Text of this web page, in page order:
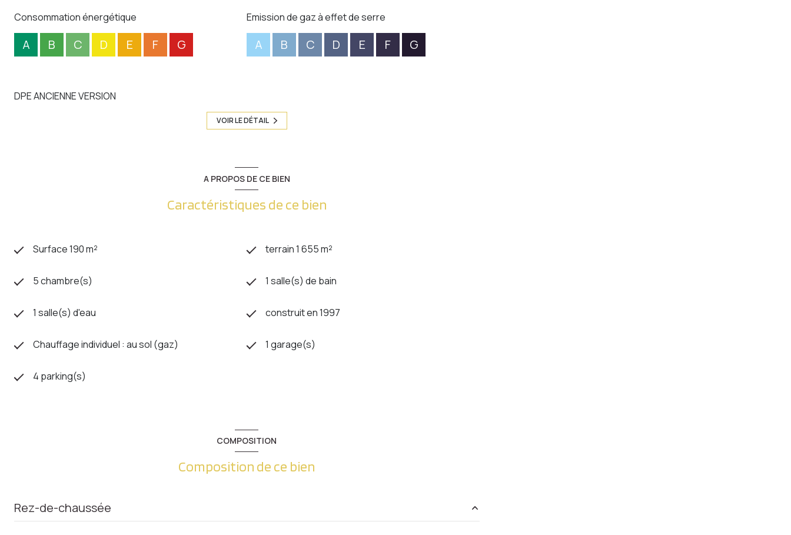
Consommation énergétique
A B C D E F G
Emission de gaz à effet de serre
A B C D E F G
DPE ANCIENNE VERSION
VOIR LE DÉTAIL
A PROPOS DE CE BIEN
Caractéristiques de ce bien
Surface 190 m² terrain 1 655 m²
5 chambre(s) 1 salle(s) de bain
1 salle(s) d'eau construit en 1997
Chauffage individuel : au sol (gaz) 1 garage(s)
4 parking(s)
COMPOSITION
Composition de ce bien
Rez-de-chaussée